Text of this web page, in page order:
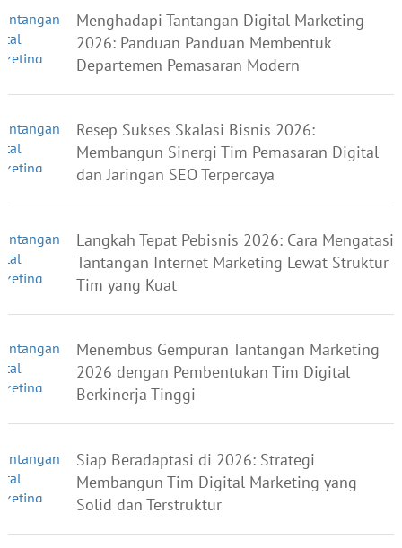
Menghadapi Tantangan Digital Marketing
2026: Panduan Panduan Membentuk
Departemen Pemasaran Modern
Resep Sukses Skalasi Bisnis 2026:
Membangun Sinergi Tim Pemasaran Digital
dan Jaringan SEO Terpercaya
Langkah Tepat Pebisnis 2026: Cara Mengatasi
Tantangan Internet Marketing Lewat Struktur
Tim yang Kuat
Menembus Gempuran Tantangan Marketing
2026 dengan Pembentukan Tim Digital
Berkinerja Tinggi
Siap Beradaptasi di 2026: Strategi
Membangun Tim Digital Marketing yang
Solid dan Terstruktur